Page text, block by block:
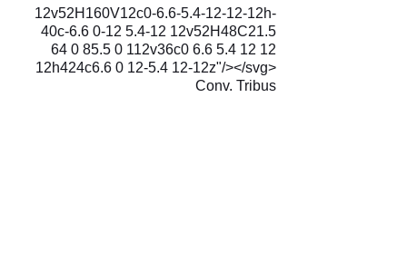
12v52H160V12c0-6.6-5.4-12-12-12h-
40c-6.6 0-12 5.4-12 12v52H48C21.5
64 0 85.5 0 112v36c0 6.6 5.4 12 12
12h424c6.6 0 12-5.4 12-12z"/></svg>
Conv. Tribus